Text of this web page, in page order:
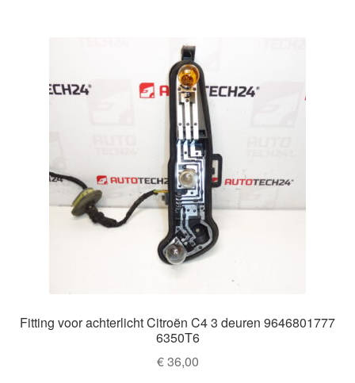
Fitting voor achterlicht Citroën C4 3 deuren 9646801777
6350T6
€36,00